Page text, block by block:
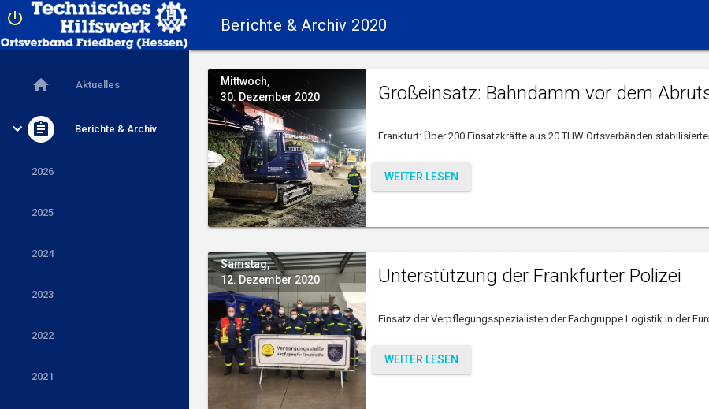
Berichte & Archiv 2020

 Aktuelles
 Berichte & Archiv
2026
2025
2024
2023
2022
2021
Mittwoch,
30. Dezember 2020
Großeinsatz: Bahndamm vor dem
Frankfurt: Über 200 Einsatzkräfte aus 20 THW Ortsverbänden
WEITER LESEN
Samstag,
12. Dezember 2020
Unterstützung der Frankfurter Polizei
Einsatz der Verpflegungsspezialisten der Fachgruppe Logistik in der
WEITER LESEN